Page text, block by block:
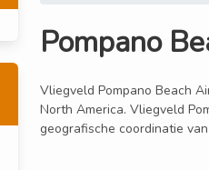
Pompano
Vliegveld Pompano Beach
North America. Vliegveld
geografische coordinatie